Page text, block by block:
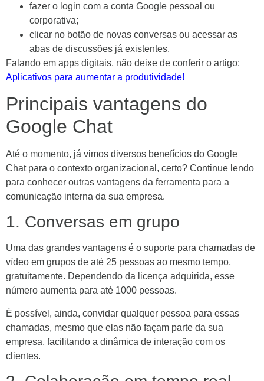
fazer o login com a conta Google pessoal ou
corporativa;
clicar no botão de novas conversas ou acessar as
abas de discussões já existentes.
Falando em apps digitais, não deixe de conferir o artigo:
Aplicativos para aumentar a produtividade!
Principais vantagens do
Google Chat
Até o momento, já vimos diversos benefícios do Google
Chat para o contexto organizacional, certo? Continue lendo
para conhecer outras vantagens da ferramenta para a
comunicação interna da sua empresa.
1. Conversas em grupo
Uma das grandes vantagens é o suporte para chamadas de
vídeo em grupos de até 25 pessoas ao mesmo tempo,
gratuitamente. Dependendo da licença adquirida, esse
número aumenta para até 1000 pessoas.
É possível, ainda, convidar qualquer pessoa para essas
chamadas, mesmo que elas não façam parte da sua
empresa, facilitando a dinâmica de interação com os
clientes.